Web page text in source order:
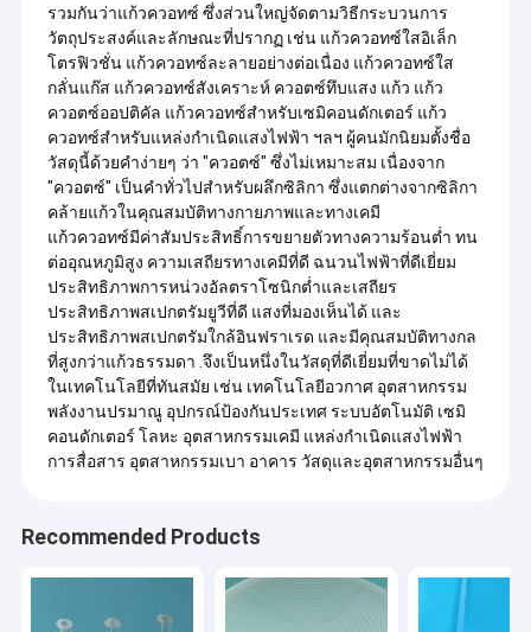
รวมกันว่าแก้วควอทซ์ ซึ่งส่วนใหญ่จัดตามวิธีกระบวนการ
วัตถุประสงค์และลักษณะที่ปรากฏ เช่น แก้วควอทซ์ใสอิเล็ก
โตรฟิวชั่น แก้วควอทซ์ละลายอย่างต่อเนื่อง แก้วควอทซ์ใส
กลั่นแก๊ส แก้วควอทซ์สังเคราะห์ ควอตซ์ทึบแสง แก้ว แก้ว
ควอตซ์ออปติคัล แก้วควอทซ์สำหรับเซมิคอนดักเตอร์ แก้ว
ควอทซ์สำหรับแหล่งกำเนิดแสงไฟฟ้า ฯลฯ ผู้คนมักนิยมตั้งชื่อ
วัสดุนี้ด้วยคำง่ายๆ ว่า "ควอตซ์" ซึ่งไม่เหมาะสม เนื่องจาก
"ควอตซ์" เป็นคำทั่วไปสำหรับผลึกซิลิกา ซึ่งแตกต่างจากซิลิกา
คล้ายแก้วในคุณสมบัติทางกายภาพและทางเคมี
แก้วควอทซ์มีค่าสัมประสิทธิ์การขยายตัวทางความร้อนต่ำ ทน
ต่ออุณหภูมิสูง ความเสถียรทางเคมีที่ดี ฉนวนไฟฟ้าที่ดีเยี่ยม
ประสิทธิภาพการหน่วงอัลตราโซนิกต่ำและเสถียร
ประสิทธิภาพสเปกตรัมยูวีที่ดี แสงที่มองเห็นได้ และ
ประสิทธิภาพสเปกตรัมใกล้อินฟราเรด และมีคุณสมบัติทางกล
ที่สูงกว่าแก้วธรรมดา .จึงเป็นหนึ่งในวัสดุที่ดีเยี่ยมที่ขาดไม่ได้
ในเทคโนโลยีที่ทันสมัย ​​เช่น เทคโนโลยีอวกาศ อุตสาหกรรม
พลังงานปรมาณู อุปกรณ์ป้องกันประเทศ ระบบอัตโนมัติ เซมิ
คอนดักเตอร์ โลหะ อุตสาหกรรมเคมี แหล่งกำเนิดแสงไฟฟ้า
การสื่อสาร อุตสาหกรรมเบา อาคาร วัสดุและอุตสาหกรรมอื่นๆ
Recommended Products